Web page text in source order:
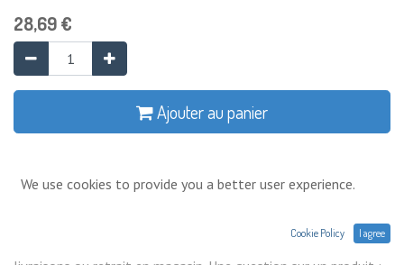
28,69€
Ajouter au panier
Prix exprimés Hors TVA. Expéditions,
We use cookies to provide you a better user experience.
Cookie Policy I agree